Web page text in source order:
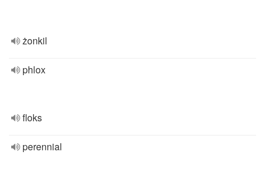
żonkil
phlox
floks
perennial